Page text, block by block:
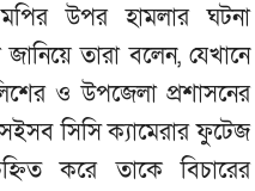
উপর হামলার ঘটনা
তারা বলেন, যেখানে
ও উপজেলা প্রশাসনের
সিসি ক্যামেরার ফুটেজ
করে তাকে বিচারের